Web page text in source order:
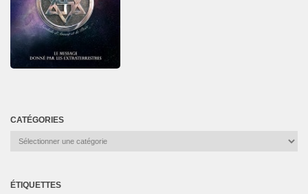
CATÉGORIES
Catégories
ÉTIQUETTES